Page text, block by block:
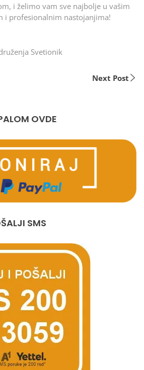
i želimo vam sve najbolje u vašim
i profesionalnim nastojanjima!
Svetionik
Next Post
OVDE
SMS